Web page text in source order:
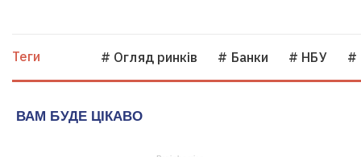
Теги # Огляд ринків # Банки # НБУ #